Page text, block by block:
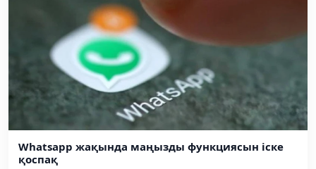
Whatsapp жақында маңызды функциясын іске
қоспақ